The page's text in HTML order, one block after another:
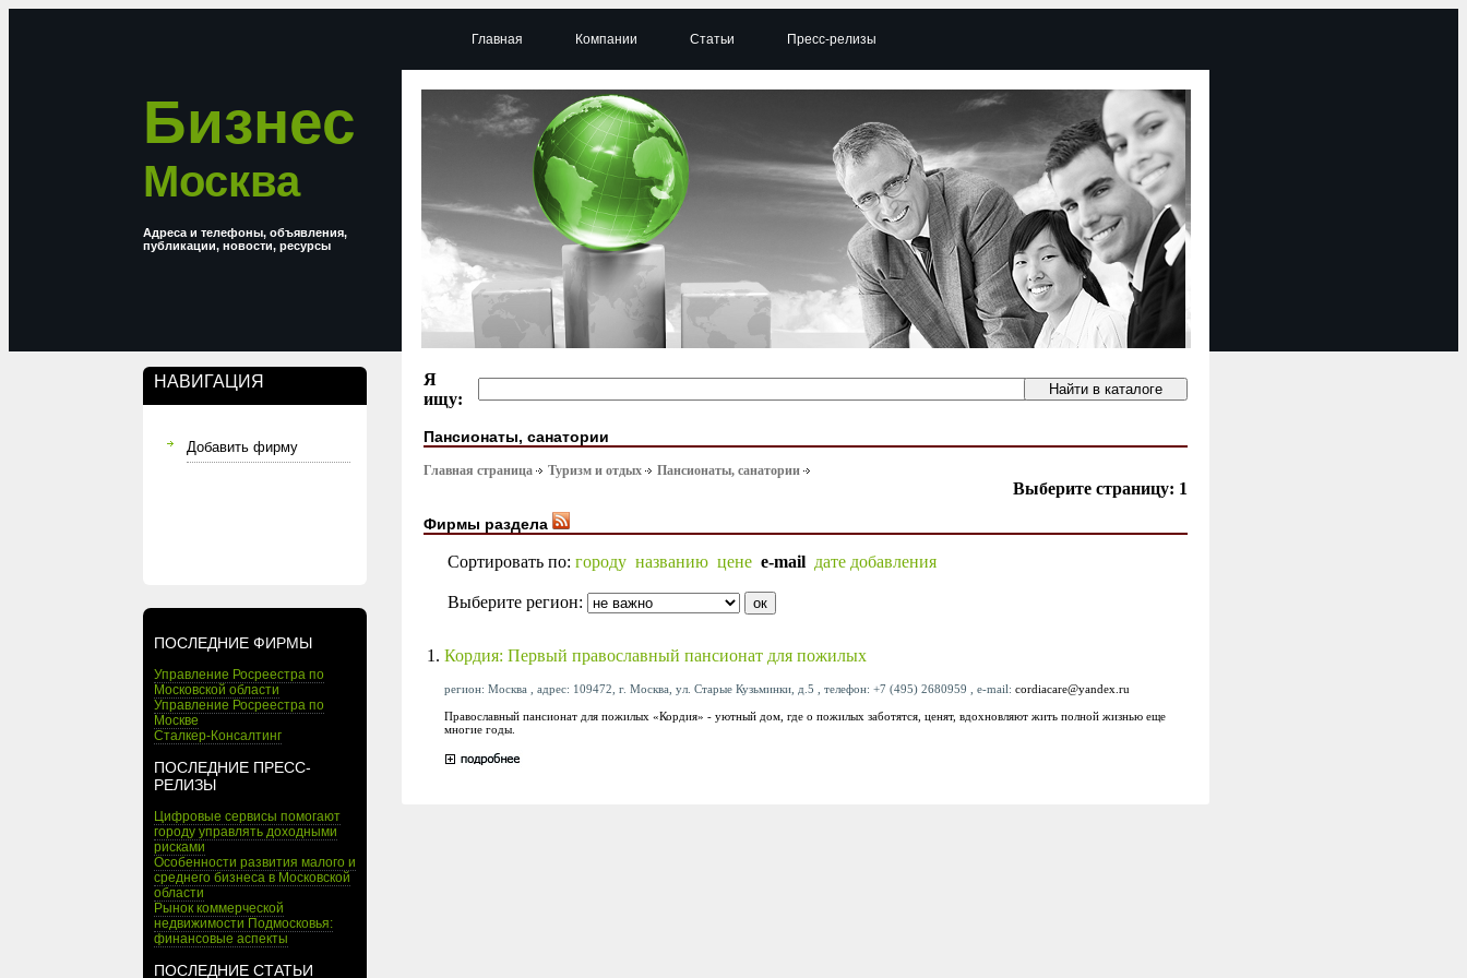
Бизнес
Москва
Адреса и телефоны, объявления,
публикации, новости, ресурсы
НАВИГАЦИЯ
Добавить фирму
ПОСЛЕДНИЕ ФИРМЫ
Управление Росреестра по
Московской области
Управление Росреестра по
Москве
Сталкер-Консалтинг
ПОСЛЕДНИЕ ПРЕСС-
РЕЛИЗЫ
Цифровые сервисы помогают
городу управлять доходными
рисками
Особенности развития малого и
среднего бизнеса в Московской
области
Рынок коммерческой
недвижимости Подмосковья:
финансовые аспекты
ПОСЛЕДНИЕ СТАТЬИ
Главная Компании Статьи Пресс-релизы
Я
ищу:
Пансионаты, санатории
Главная страница Туризм и отдых Пансионаты, санатории
Выберите страницу: 1
Фирмы раздела
Сортировать по: городу названию цене e-mail дате добавления
Выберите регион:
1. Кордия: Первый православный пансионат для пожилых
регион: Москва , адрес: 109472, г. Москва, ул. Старые Кузьминки, д.5 , телефон: +7 (495) 2680959 , e-mail: cordiacare@yandex.ru
Православный пансионат для пожилых «Кордия» - уютный дом, где о пожилых заботятся, ценят, вдохновляют жить полной жизнью еще
многие годы.